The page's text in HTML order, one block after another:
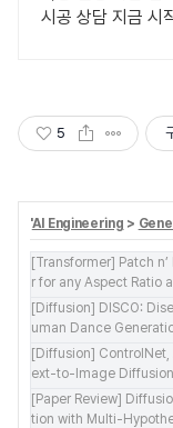
시공 상담 지금 시
5
'AI Engineering >
[Transformer] Patch
r for any Aspect Ratio
[Diffusion] DISCO:
uman Dance
[Diffusion]
ext-to-Image
[Paper Review]
tion with Multi-